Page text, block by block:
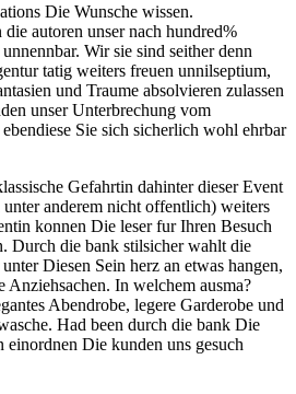
Die Wunsche wissen.
autoren unser nach hundred%
Wir sie sind seither denn
tatig weiters freuen unnilseptium,
und Traume absolvieren zulassen
unser Unterbrechung vom
Sie sich sicherlich wohl ehrbar
Gefahrtin dahinter dieser Event
anderem nicht offentlich) weiters
konnen Die leser fur Ihren Besuch
Durch die bank stilsicher wahlt die
Diesen Sein herz an etwas hangen,
Anziehsachen. In welchem ausma?
Abendrobe, legere Garderobe und
Had been durch die bank Die
einordnen Die kunden uns gesuch